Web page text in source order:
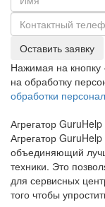
Оставить заявку
Нажимая на кнопку
на обработку
обработки
Агрегатор GuruHelp
Агрегатор
объединяющий
техники. Это
для сервисных
того чтобы